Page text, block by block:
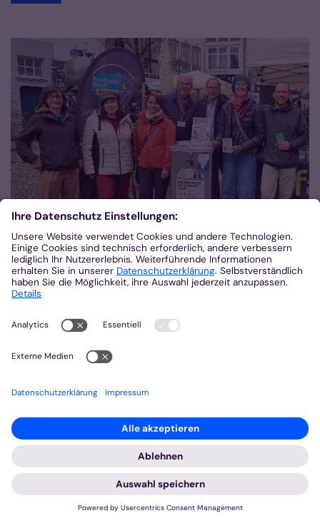
© missio Aachen
Fairtrade-Aktionstag am 7. Mai:
FAIR ist mehr!
"Von Schokolade über Fashion zu nachhaltigem
Konsum – Fairtrade macht den Unterschied!": Drei
missio Aachen und das Kindermissionswerk "Die
Mehr